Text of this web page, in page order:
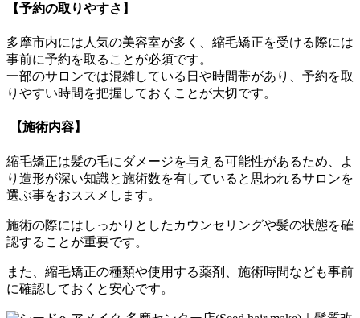
【予約の取りやすさ】
多摩市内には人気の美容室が多く、 縮毛矯正を受ける際には
事前に予約を取ることが必須です。
一部のサロンでは混雑している日や時間帯があり、 予約を取
りやすい時間を把握しておくことが大切です。
【施術内容】
縮毛矯正は髪の毛にダメージを与える可能性があるため、
よ
り造形が深い知識と施術数を有していると思われるサロンを
選ぶ事をおススメします。
施術の際にはしっかりとしたカウンセリングや髪の状態を確
認する ことが重要です。
また、縮毛矯正の種類や使用する薬剤、 施術時間なども事前
に確認しておくと安心です。